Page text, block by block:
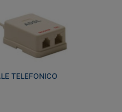
TELEFONICO